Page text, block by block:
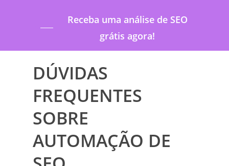
Receba uma análise de SEO
grátis agora!
DÚVIDAS
FREQUENTES
SOBRE
AUTOMAÇÃO DE